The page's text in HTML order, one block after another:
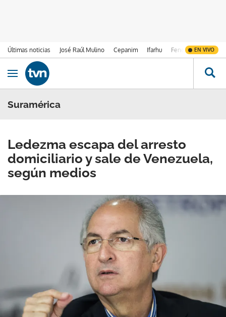
Últimas noticias José Raúl Mulino Cepanim Ifarhu Fenómeno de El
EN VIVO
Ir al contenido
Obrir navegació
Suramérica
Ledezma escapa del arresto
domiciliario y sale de Venezuela,
según medios